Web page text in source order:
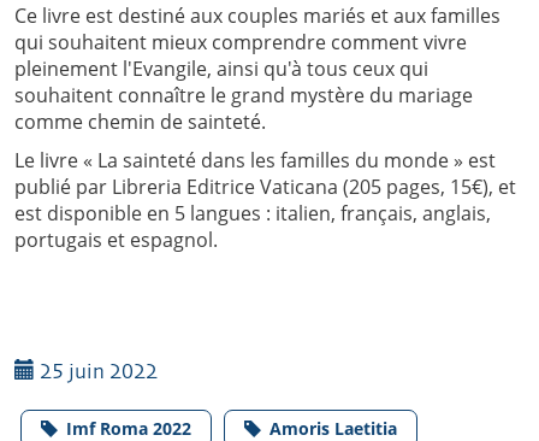
Ce livre est destiné aux couples mariés et aux familles
qui souhaitent mieux comprendre comment vivre
pleinement l'Evangile, ainsi qu'à tous ceux qui
souhaitent connaître le grand mystère du mariage
comme chemin de sainteté.
Le livre « La sainteté dans les familles du monde » est
publié par Libreria Editrice Vaticana (205 pages, 15€), et
est disponible en 5 langues : italien, français, anglais,
portugais et espagnol.
25 juin 2022
Imf Roma 2022 Amoris Laetitia